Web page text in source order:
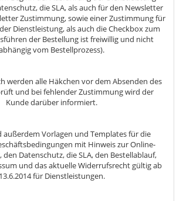
die SLA, als auch für den Newsletter
Zustimmung, sowie einer Zustimmung für
Dienstleistung, als auch die Checkbox zum
der Bestellung ist freiwillig und nicht
vom Bestellprozess).
werden alle Häkchen vor dem Absenden des
und bei fehlender Zustimmung wird der
Kunde darüber informiert.
außerdem Vorlagen und Templates für die
mit Hinweis zur Online-
Datenschutz, die SLA, den Bestellablauf,
und das aktuelle Widerrufsrecht gültig ab
13.6.2014 für Dienstleistungen.